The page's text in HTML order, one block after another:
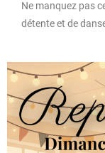
Ne manquez pas
détente et de